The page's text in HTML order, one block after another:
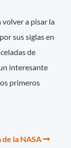
a pisar la
sus siglas en
de
un interesante
primeros
la NASA